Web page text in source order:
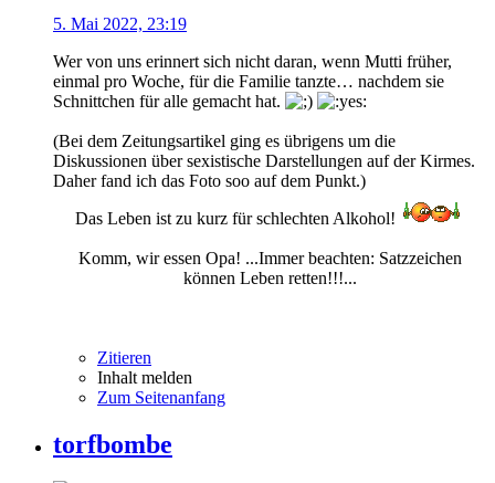
5. Mai 2022, 23:19
Wer von uns erinnert sich nicht daran, wenn Mutti früher,
einmal pro Woche, für die Familie tanzte… nachdem sie
Schnittchen für alle gemacht hat.
(Bei dem Zeitungsartikel ging es übrigens um die
Diskussionen über sexistische Darstellungen auf der Kirmes.
Daher fand ich das Foto soo auf dem Punkt.)
Das Leben ist zu kurz für schlechten Alkohol!
Komm, wir essen Opa! ...Immer beachten: Satzzeichen
können Leben retten!!!...
Zitieren
Inhalt melden
Zum Seitenanfang
torfbombe